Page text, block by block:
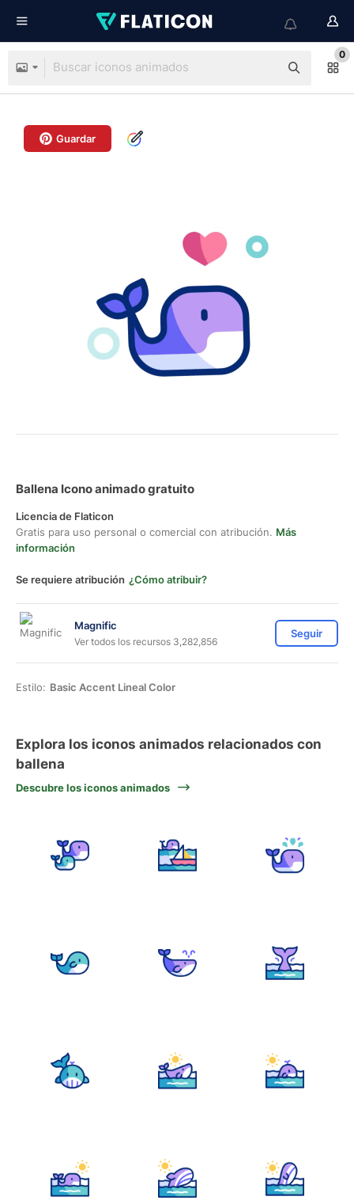
0
Guardar
Ballena Icono animado gratuito
Licencia de Flaticon
Gratis para uso personal o comercial con atribución. Más
información
Se requiere atribución ¿Cómo atribuir?
Magnific
Ver todos los recursos 3,282,856
Seguir
Estilo: Basic Accent Lineal Color
Explora los iconos animados relacionados con
ballena
Descubre los iconos animados